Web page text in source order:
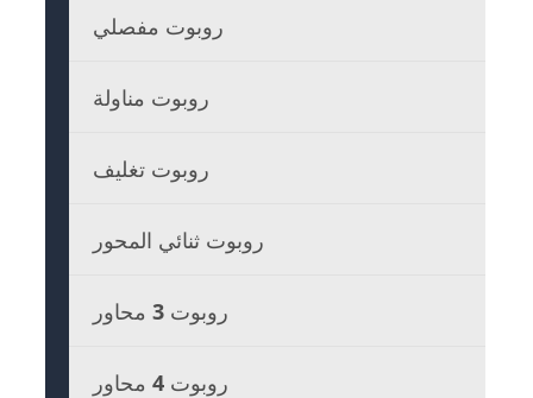
روبوت مفصلي
روبوت مناولة
روبوت تغليف
روبوت ثنائي المحور
روبوت 3 محاور
روبوت 4 محاور